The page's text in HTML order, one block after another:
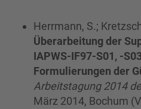
Herrmann, S.;
Überarbeitung der
IAPWS-IF97-S01, -
Formulierungen der
Arbeitstagung 2014
März 2014, Bochum